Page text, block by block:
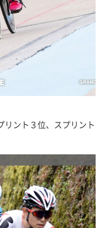
リント３位、スプリント